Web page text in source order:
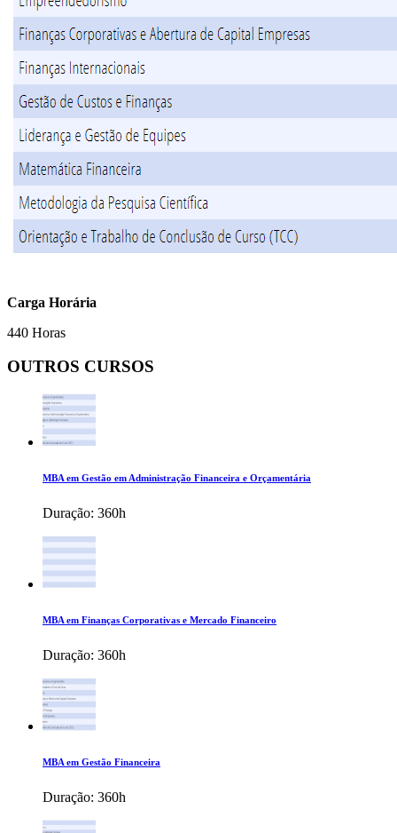
Carga Horária
440 Horas
OUTROS CURSOS
MBA em Gestão em Administração Financeira e Orçamentária
Duração: 360h
MBA em Finanças Corporativas e Mercado Financeiro
Duração: 360h
MBA em Gestão Financeira
Duração: 360h